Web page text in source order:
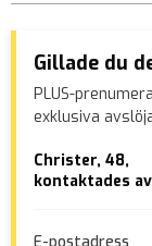
Gillade du
PLUS-
exklusiva
Christer, 48,
kontaktades